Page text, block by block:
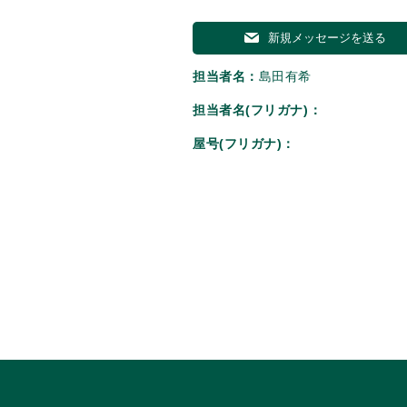
新規メッセージを送る
担当者名： 島田有希
担当者名(フリガナ)：
屋号(フリガナ)：